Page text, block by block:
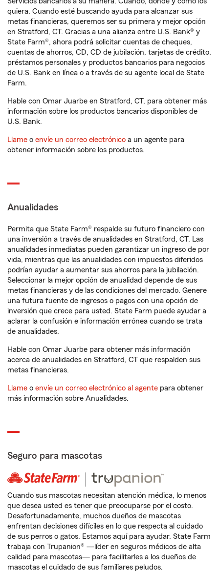
quiera. Cuando esté buscando ayuda para alcanzar sus
metas financieras, queremos ser su primera y mejor opción
en Stratford, CT. Gracias a una alianza entre U.S. Bank® y
State Farm®, ahora podrá solicitar cuentas de cheques,
cuentas de ahorros, CD, CD de jubilación, tarjetas de crédito,
préstamos personales y productos bancarios para negocios
de U.S. Bank en línea o a través de su agente local de State
Farm.
Hable con Omar Juarbe en Stratford, CT, para obtener más
información sobre los productos bancarios disponibles de
U.S. Bank.
Llame o envíe un correo electrónico a un agente para
obtener información sobre los productos.
Anualidades
Permita que State Farm® respalde su futuro financiero con
una inversión a través de anualidades en Stratford, CT. Las
anualidades inmediatas pueden garantizar un ingreso de por
vida, mientras que las anualidades con impuestos diferidos
podrían ayudar a aumentar sus ahorros para la jubilación.
Seleccionar la mejor opción de anualidad depende de sus
metas financieras y de las condiciones del mercado. Genere
una futura fuente de ingresos o pagos con una opción de
inversión que crece para usted. State Farm puede ayudar a
aclarar la confusión e información errónea cuando se trata
de anualidades.
Hable con Omar Juarbe para obtener más información
acerca de anualidades en Stratford, CT que respalden sus
metas financieras.
Llame o envíe un correo electrónico al agente para obtener
más información sobre Anualidades.
Seguro para mascotas
Cuando sus mascotas necesitan atención médica, lo menos
que desea usted es tener que preocuparse por el costo.
Desafortunadamente, muchos dueños de mascotas
enfrentan decisiones difíciles en lo que respecta al cuidado
de sus perros o gatos. Estamos aquí para ayudar. State Farm
trabaja con Trupanion® —líder en seguros médicos de alta
calidad para mascotas— para facilitarles a los dueños de
mascotas el cuidado de sus familiares peludos.